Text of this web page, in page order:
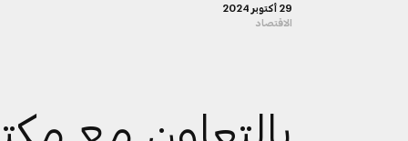
29 أكتوبر 2024
الاقتصاد
بالتعاون مع